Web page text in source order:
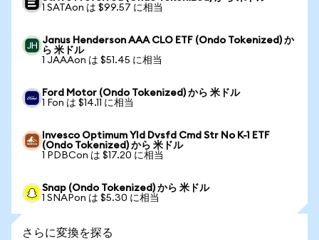
1 SATAon は $99.57 に相当
Janus Henderson AAA CLO ETF (Ondo Tokenized) か
ら 米ドル
1 JAAAon は $51.45 に相当
Ford Motor (Ondo Tokenized) から 米ドル
1 Fon は $14.11 に相当
Invesco Optimum Yld Dvsfd Cmd Str No K-1 ETF
(Ondo Tokenized) から 米ドル
1 PDBCon は $17.20 に相当
Snap (Ondo Tokenized) から 米ドル
1 SNAPon は $5.30 に相当
さらに変換を探る